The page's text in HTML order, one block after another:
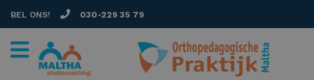
BEL ONS! 030-229 35 79